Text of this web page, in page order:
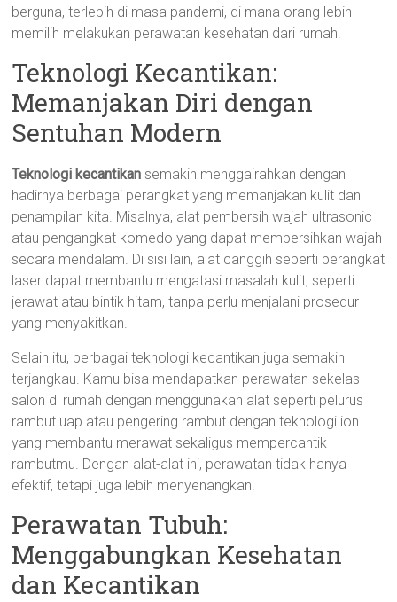
berguna, terlebih di masa pandemi, di mana orang lebih
memilih melakukan perawatan kesehatan dari rumah.
Teknologi Kecantikan:
Memanjakan Diri dengan
Sentuhan Modern
Teknologi kecantikan semakin menggairahkan dengan
hadirnya berbagai perangkat yang memanjakan kulit dan
penampilan kita. Misalnya, alat pembersih wajah ultrasonic
atau pengangkat komedo yang dapat membersihkan wajah
secara mendalam. Di sisi lain, alat canggih seperti perangkat
laser dapat membantu mengatasi masalah kulit, seperti
jerawat atau bintik hitam, tanpa perlu menjalani prosedur
yang menyakitkan.
Selain itu, berbagai teknologi kecantikan juga semakin
terjangkau. Kamu bisa mendapatkan perawatan sekelas
salon di rumah dengan menggunakan alat seperti pelurus
rambut uap atau pengering rambut dengan teknologi ion
yang membantu merawat sekaligus mempercantik
rambutmu. Dengan alat-alat ini, perawatan tidak hanya
efektif, tetapi juga lebih menyenangkan.
Perawatan Tubuh:
Menggabungkan Kesehatan
dan Kecantikan